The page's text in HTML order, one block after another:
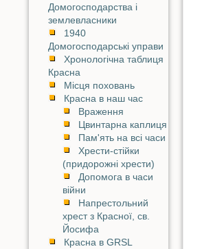
Домогосподарства і
землевласники
1940
Домогосподарські управи
Хронологічна таблиця
Красна
Місця поховань
Красна в наш час
Враження
Цвинтарна каплиця
Пам'ять на всі часи
Хрести-стійки
(придорожні хрести)
Допомога в часи
війни
Напрестольний
хрест з Красної, св.
Йосифа
Красна в GRSL